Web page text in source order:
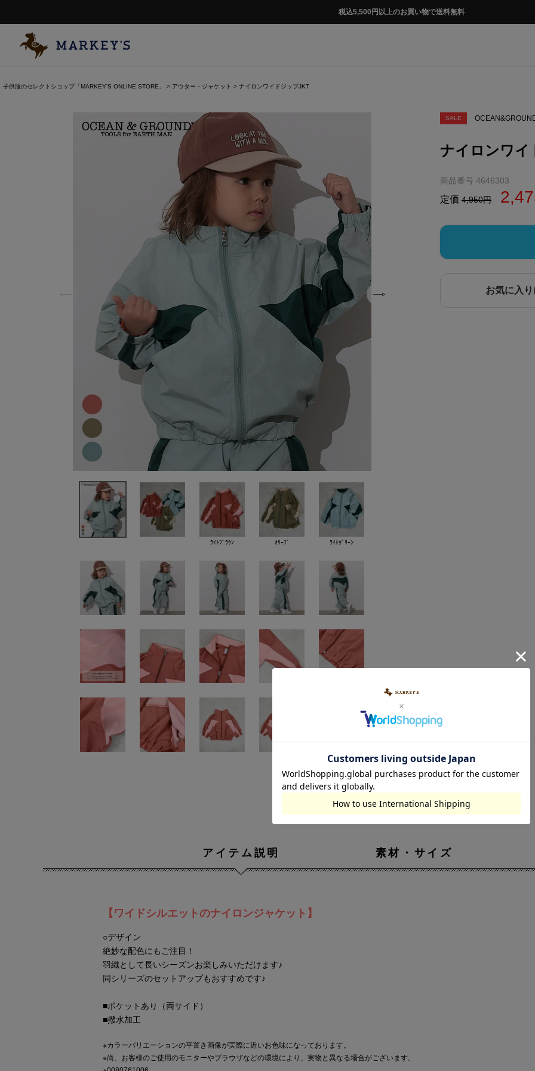
税込5,500円以上のお買い物で送料無料
子供服のセレクトショップ「MARKEY'S ONLINE STORE」 アウター・ジャケット ナイロンワイドジップJKT
ﾗｲﾄﾌﾞﾗｳﾝ ｵﾘｰﾌﾞ ﾗｲﾄｸﾞﾘｰﾝ
SALE
ナイロンワイ
商品番号 4646303
定価 4,950
お気に入
アイテム説明 素材・サイズ
【ワイドシルエットのナイロンジャケット】
○デザイン
絶妙な配色にもご注目！
羽織として長いシーズンお楽しみいただけます♪
同シリーズのセットアップもおすすめです♪
■ポケットあり（両サイド）
■撥水加工
※カラーバリエーションの平置き画像が実際に近いお色味になっております。
※尚、お客様のご使用のモニターやブラウザなどの環境により、実物と異なる場合がございます。